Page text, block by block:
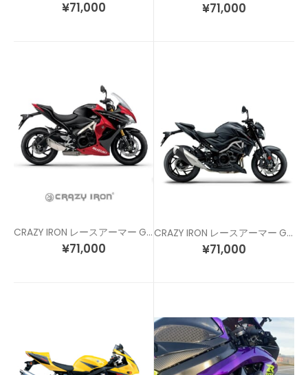
¥71,000 ¥71,000
CRAZY IRON レースアーマー GSX-S1000F
¥71,000
CRAZY IRON レースアーマー GSX-S750 / GSR750
¥71,000